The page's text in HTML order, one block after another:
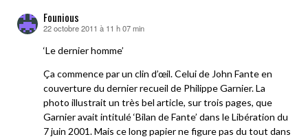
Founious
dit :
22 octobre 2011 à 11 h 07 min
‘Le dernier homme’
Ça commence par un clin d’œil. Celui de John Fante en
couverture du dernier recueil de Philippe Garnier. La
photo illustrait un très bel article, sur trois pages, que
Garnier avait intitulé ‘Bilan de Fante’ dans le Libération du
7 juin 2001. Mais ce long papier ne figure pas du tout dans